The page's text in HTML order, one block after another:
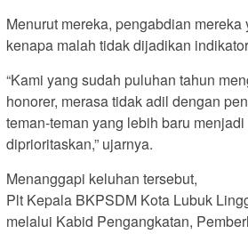
Menurut mereka, pengabdian
kenapa malah tidak dijadikan
“Kami yang sudah puluhan tahun
honorer, merasa tidak adil dengan
teman-teman yang lebih baru
diprioritaskan,” ujarnya.
Menanggapi keluhan tersebut,
Plt Kepala BKPSDM Kota Lubuk
melalui Kabid Pengangkatan,